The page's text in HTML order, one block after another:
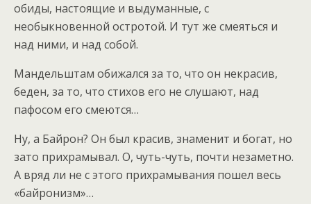
обиды, настоящие и выдуманные, с
необыкновенной остротой. И тут же смеяться и
над ними, и над собой.
Мандельштам обижался за то, что он некрасив,
беден, за то, что стихов его не слушают, над
пафосом его смеются…
Ну, а Байрон? Он был красив, знаменит и богат, но
зато прихрамывал. О, чуть-чуть, почти незаметно.
А вряд ли не с этого прихрамывания пошел весь
«байронизм»…